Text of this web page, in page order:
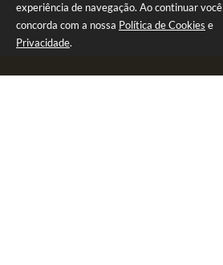
experiência de navegação. Ao continuar você
concorda com a nossa Política de Cookies e
Privacidade.